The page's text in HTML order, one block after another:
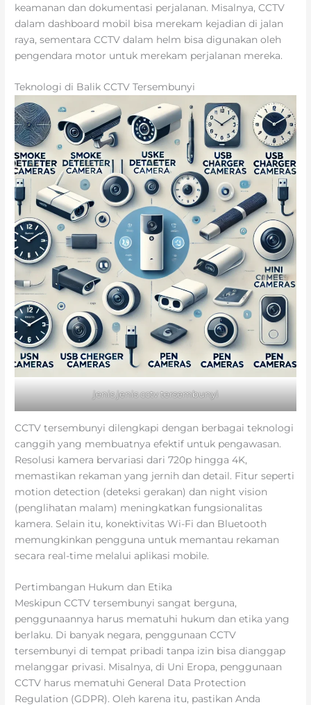
keamanan dan dokumentasi perjalanan. Misalnya, CCTV
dalam dashboard mobil bisa merekam kejadian di jalan
raya, sementara CCTV dalam helm bisa digunakan oleh
pengendara motor untuk merekam perjalanan mereka.
Teknologi di Balik CCTV Tersembunyi
jenis jenis cctv tersembunyi
CCTV tersembunyi dilengkapi dengan berbagai teknologi
canggih yang membuatnya efektif untuk pengawasan.
Resolusi kamera bervariasi dari 720p hingga 4K,
memastikan rekaman yang jernih dan detail. Fitur seperti
motion detection (deteksi gerakan) dan night vision
(penglihatan malam) meningkatkan fungsionalitas
kamera. Selain itu, konektivitas Wi-Fi dan Bluetooth
memungkinkan pengguna untuk memantau rekaman
secara real-time melalui aplikasi mobile.
Pertimbangan Hukum dan Etika
Meskipun CCTV tersembunyi sangat berguna,
penggunaannya harus mematuhi hukum dan etika yang
berlaku. Di banyak negara, penggunaan CCTV
tersembunyi di tempat pribadi tanpa izin bisa dianggap
melanggar privasi. Misalnya, di Uni Eropa, penggunaan
CCTV harus mematuhi General Data Protection
Regulation (GDPR). Oleh karena itu, pastikan Anda